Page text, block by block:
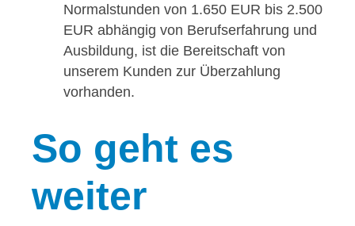
Normalstunden von 1.650 EUR bis 2.500
EUR abhängig von Berufserfahrung und
Ausbildung, ist die Bereitschaft von
unserem Kunden zur Überzahlung
vorhanden.
So geht es
weiter